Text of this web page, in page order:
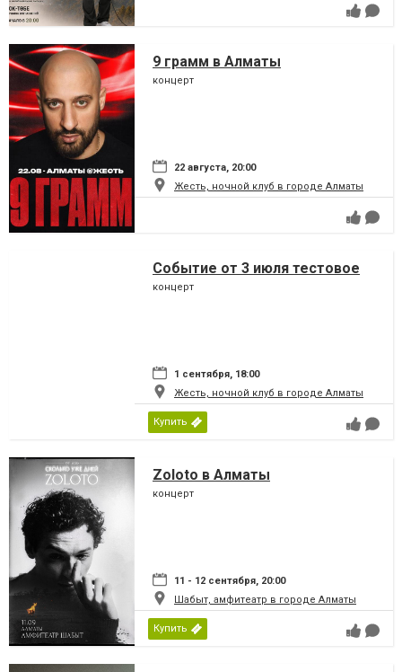
9 грамм в Алматы
концерт
22 августа, 20:00
Жесть, ночной клуб в городе Алматы
Событие от 3 июля тестовое
концерт
1 сентября, 18:00
Жесть, ночной клуб в городе Алматы
Купить
Zoloto в Алматы
концерт
11 - 12 сентября, 20:00
Шабыт, амфитеатр в городе Алматы
Купить